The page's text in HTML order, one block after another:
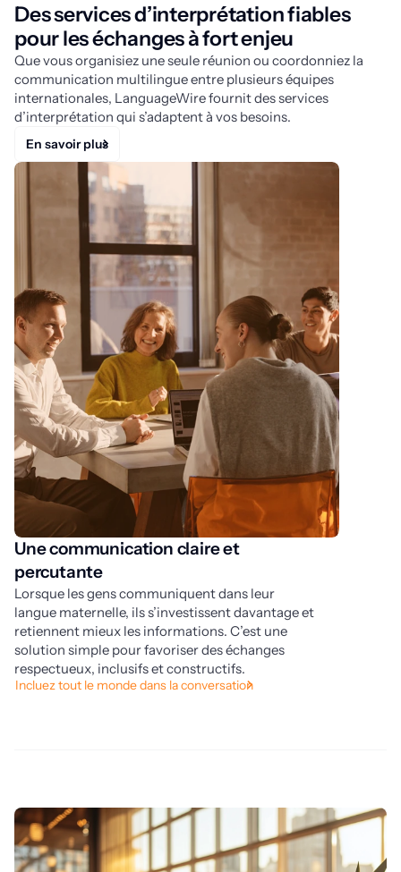
Des services d’interprétation fiables
pour les échanges à fort enjeu
Que vous organisiez une seule réunion ou coordonniez la
communication multilingue entre plusieurs équipes
internationales, LanguageWire fournit des services
d’interprétation qui s’adaptent à vos besoins.
En savoir plus
Une communication claire et
percutante
Lorsque les gens communiquent dans leur
langue maternelle, ils s’investissent davantage et
retiennent mieux les informations. C’est une
solution simple pour favoriser des échanges
respectueux, inclusifs et constructifs.
Incluez tout le monde dans la conversation